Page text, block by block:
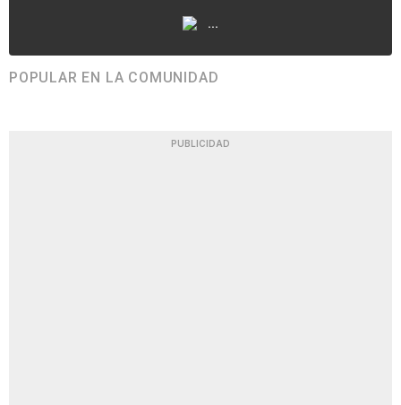
...
POPULAR EN LA COMUNIDAD
PUBLICIDAD